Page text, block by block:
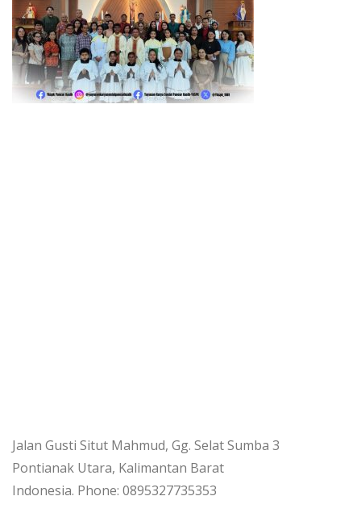
Jalan Gusti Situt Mahmud, Gg. Selat Sumba 3
Pontianak Utara, Kalimantan Barat
Indonesia. Phone: 0895327735353